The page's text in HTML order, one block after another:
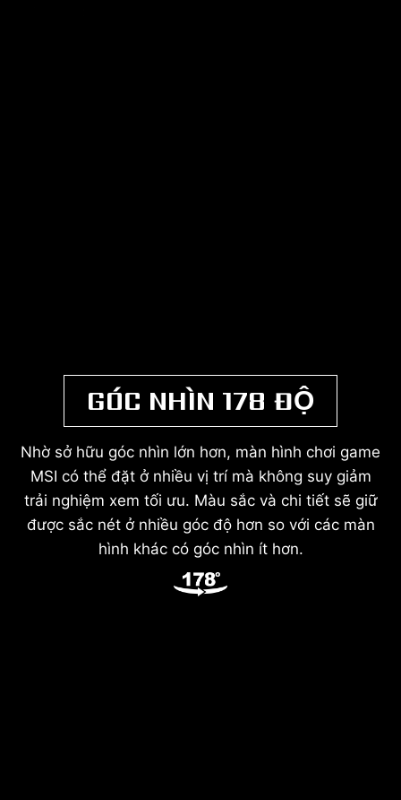
GÓC NHÌN 178 ĐỘ
Nhờ sở hữu góc nhìn lớn hơn, màn hình chơi game
MSI có thể đặt ở nhiều vị trí mà không suy giảm
trải nghiệm xem tối ưu. Màu sắc và chi tiết sẽ giữ
được sắc nét ở nhiều góc độ hơn so với các màn
hình khác có góc nhìn ít hơn.